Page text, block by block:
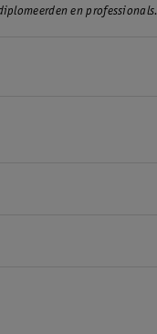
en professionals.